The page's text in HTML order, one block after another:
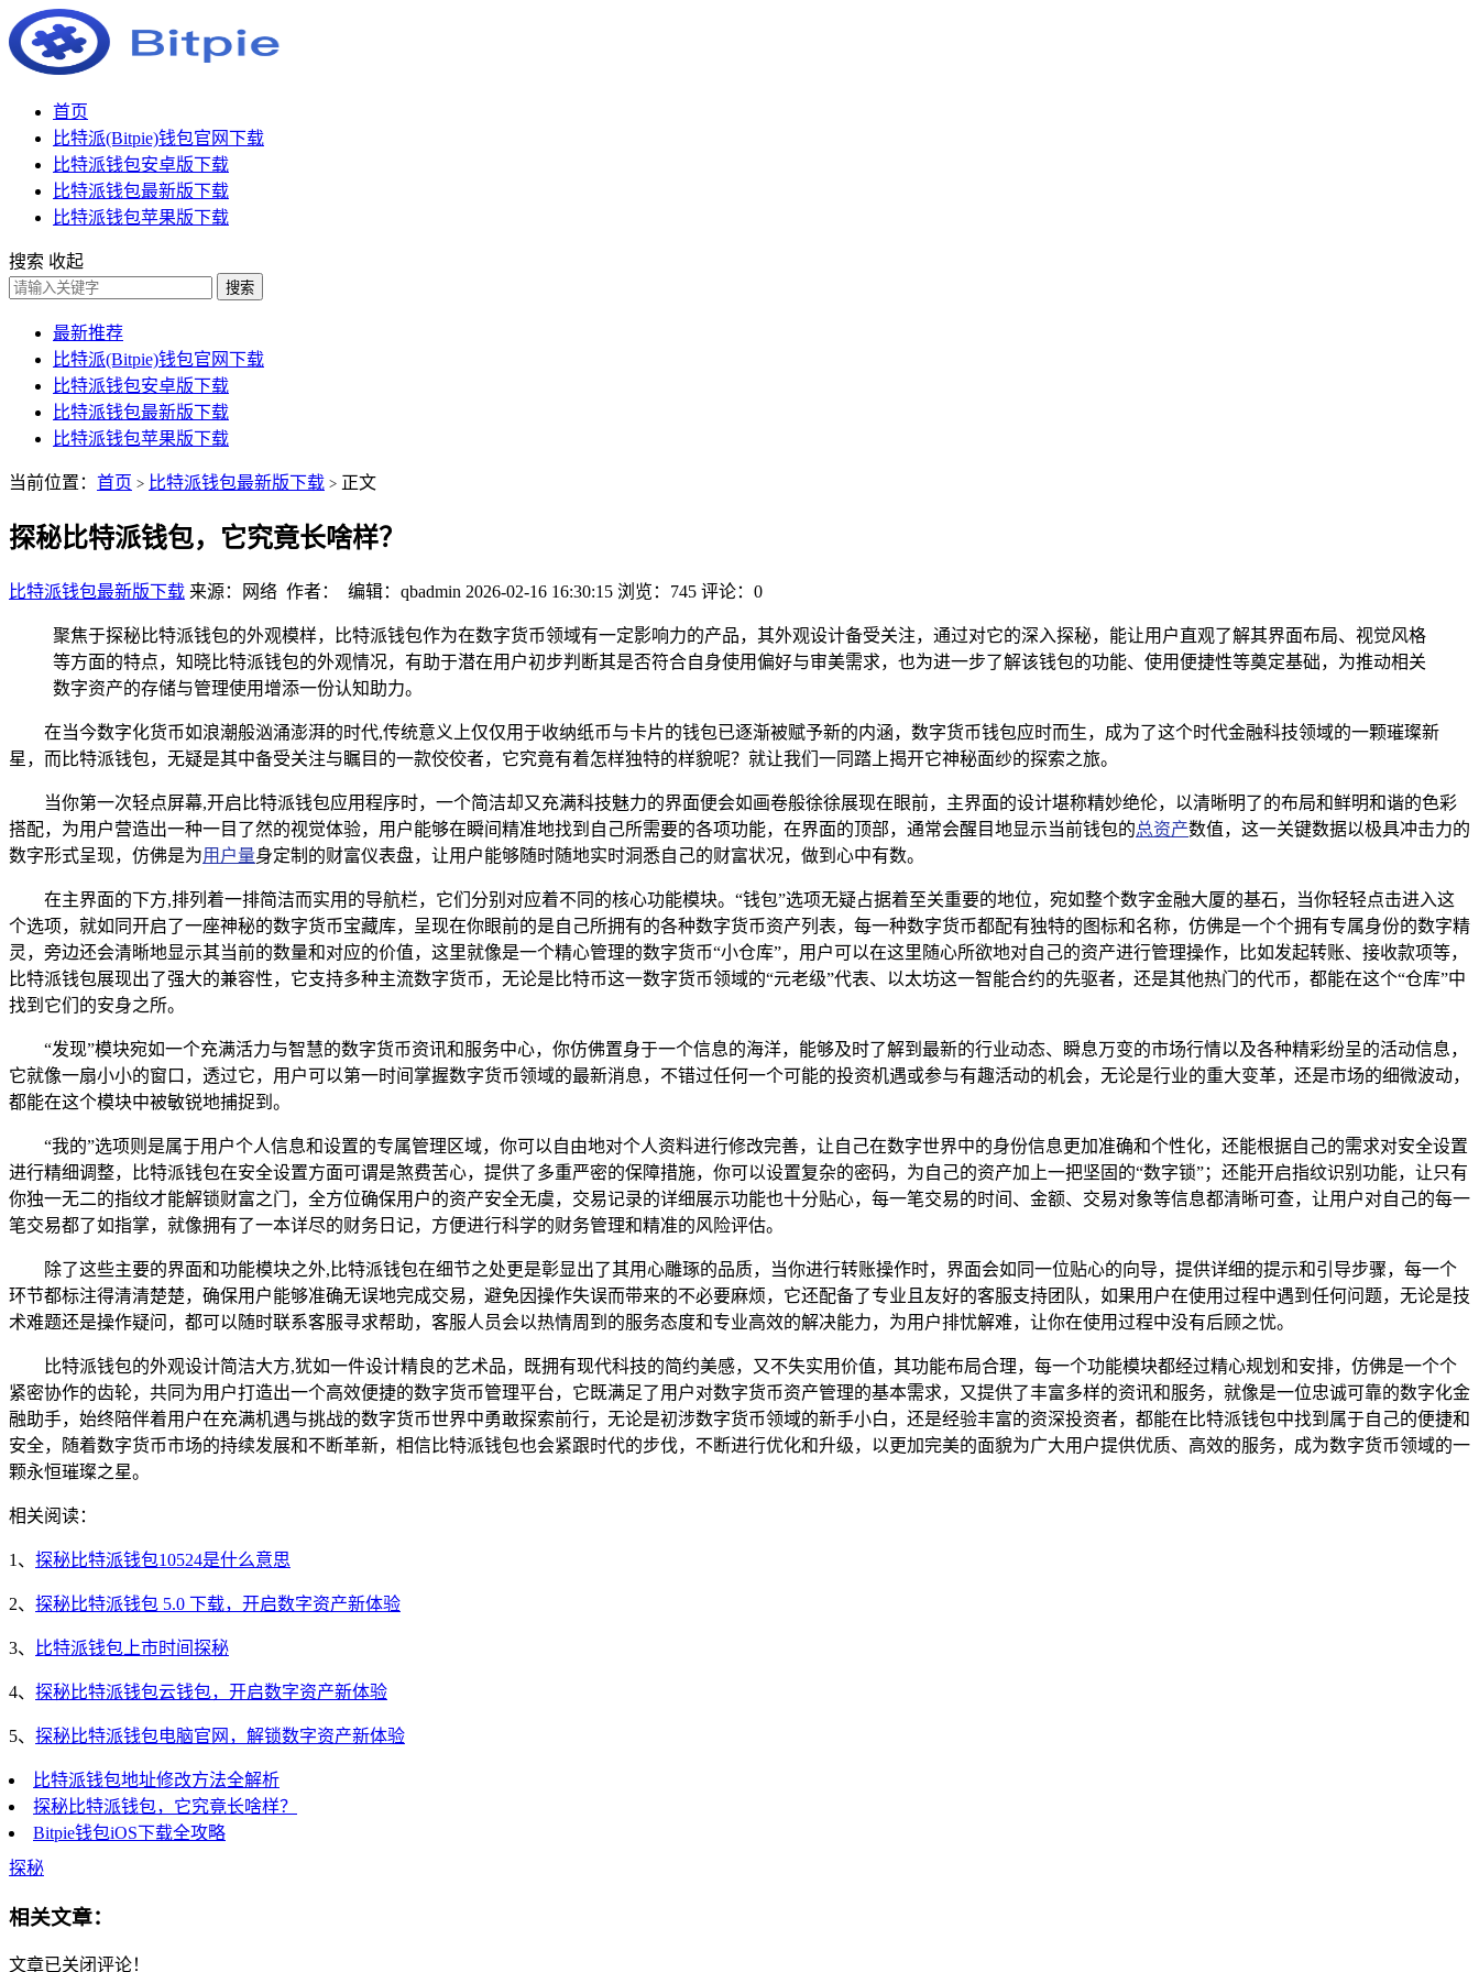
首页
比特派(Bitpie)钱包官网下载
比特派钱包安卓版下载
比特派钱包最新版下载
比特派钱包苹果版下载
搜索 收起
搜索
最新推荐
比特派(Bitpie)钱包官网下载
比特派钱包安卓版下载
比特派钱包最新版下载
比特派钱包苹果版下载
当前位置： 首页 > 比特派钱包最新版下载 > 正文
探秘比特派钱包，它究竟长啥样？
比特派钱包最新版下载 来源：网络 作者： 编辑：qbadmin 2026-02-16 16:30:15 浏览：745 评论：0
聚焦于探秘比特派钱包的外观模样，比特派钱包作为在数字货币领域有一定影响力的产品，其外观设计备受关注，通过对它的深入探秘，能让用户直观了解其界面布局、视觉风格
等方面的特点，知晓比特派钱包的外观情况，有助于潜在用户初步判断其是否符合自身使用偏好与审美需求，也为进一步了解该钱包的功能、使用便捷性等奠定基础，为推动相关
数字资产的存储与管理使用增添一份认知助力。
在当今数字化货币如浪潮般汹涌澎湃的时代,传统意义上仅仅用于收纳纸币与卡片的钱包已逐渐被赋予新的内涵，数字货币钱包应时而生，成为了这个时代金融科技领域的一颗璀璨新
星，而比特派钱包，无疑是其中备受关注与瞩目的一款佼佼者，它究竟有着怎样独特的样貌呢？就让我们一同踏上揭开它神秘面纱的探索之旅。
当你第一次轻点屏幕,开启比特派钱包应用程序时，一个简洁却又充满科技魅力的界面便会如画卷般徐徐展现在眼前，主界面的设计堪称精妙绝伦，以清晰明了的布局和鲜明和谐的色彩
搭配，为用户营造出一种一目了然的视觉体验，用户能够在瞬间精准地找到自己所需要的各项功能，在界面的顶部，通常会醒目地显示当前钱包的总资产数值，这一关键数据以极具冲击力的
数字形式呈现，仿佛是为用户量身定制的财富仪表盘，让用户能够随时随地实时洞悉自己的财富状况，做到心中有数。
在主界面的下方,排列着一排简洁而实用的导航栏，它们分别对应着不同的核心功能模块。“钱包”选项无疑占据着至关重要的地位，宛如整个数字金融大厦的基石，当你轻轻点击进入这
个选项，就如同开启了一座神秘的数字货币宝藏库，呈现在你眼前的是自己所拥有的各种数字货币资产列表，每一种数字货币都配有独特的图标和名称，仿佛是一个个拥有专属身份的数字精
灵，旁边还会清晰地显示其当前的数量和对应的价值，这里就像是一个精心管理的数字货币“小仓库”，用户可以在这里随心所欲地对自己的资产进行管理操作，比如发起转账、接收款项等，
比特派钱包展现出了强大的兼容性，它支持多种主流数字货币，无论是比特币这一数字货币领域的“元老级”代表、以太坊这一智能合约的先驱者，还是其他热门的代币，都能在这个“仓库”中
找到它们的安身之所。
“发现”模块宛如一个充满活力与智慧的数字货币资讯和服务中心，你仿佛置身于一个信息的海洋，能够及时了解到最新的行业动态、瞬息万变的市场行情以及各种精彩纷呈的活动信息，
它就像一扇小小的窗口，透过它，用户可以第一时间掌握数字货币领域的最新消息，不错过任何一个可能的投资机遇或参与有趣活动的机会，无论是行业的重大变革，还是市场的细微波动，
都能在这个模块中被敏锐地捕捉到。
“我的”选项则是属于用户个人信息和设置的专属管理区域，你可以自由地对个人资料进行修改完善，让自己在数字世界中的身份信息更加准确和个性化，还能根据自己的需求对安全设置
进行精细调整，比特派钱包在安全设置方面可谓是煞费苦心，提供了多重严密的保障措施，你可以设置复杂的密码，为自己的资产加上一把坚固的“数字锁”；还能开启指纹识别功能，让只有
你独一无二的指纹才能解锁财富之门，全方位确保用户的资产安全无虞，交易记录的详细展示功能也十分贴心，每一笔交易的时间、金额、交易对象等信息都清晰可查，让用户对自己的每一
笔交易都了如指掌，就像拥有了一本详尽的财务日记，方便进行科学的财务管理和精准的风险评估。
除了这些主要的界面和功能模块之外,比特派钱包在细节之处更是彰显出了其用心雕琢的品质，当你进行转账操作时，界面会如同一位贴心的向导，提供详细的提示和引导步骤，每一个
环节都标注得清清楚楚，确保用户能够准确无误地完成交易，避免因操作失误而带来的不必要麻烦，它还配备了专业且友好的客服支持团队，如果用户在使用过程中遇到任何问题，无论是技
术难题还是操作疑问，都可以随时联系客服寻求帮助，客服人员会以热情周到的服务态度和专业高效的解决能力，为用户排忧解难，让你在使用过程中没有后顾之忧。
比特派钱包的外观设计简洁大方,犹如一件设计精良的艺术品，既拥有现代科技的简约美感，又不失实用价值，其功能布局合理，每一个功能模块都经过精心规划和安排，仿佛是一个个
紧密协作的齿轮，共同为用户打造出一个高效便捷的数字货币管理平台，它既满足了用户对数字货币资产管理的基本需求，又提供了丰富多样的资讯和服务，就像是一位忠诚可靠的数字化金
融助手，始终陪伴着用户在充满机遇与挑战的数字货币世界中勇敢探索前行，无论是初涉数字货币领域的新手小白，还是经验丰富的资深投资者，都能在比特派钱包中找到属于自己的便捷和
安全，随着数字货币市场的持续发展和不断革新，相信比特派钱包也会紧跟时代的步伐，不断进行优化和升级，以更加完美的面貌为广大用户提供优质、高效的服务，成为数字货币领域的一
颗永恒璀璨之星。
相关阅读：
1、 探秘比特派钱包10524是什么意思
2、 探秘比特派钱包 5.0 下载，开启数字资产新体验
3、 比特派钱包上市时间探秘
4、 探秘比特派钱包云钱包，开启数字资产新体验
5、 探秘比特派钱包电脑官网，解锁数字资产新体验
比特派钱包地址修改方法全解析
探秘比特派钱包，它究竟长啥样？
Bitpie钱包iOS下载全攻略
探秘
相关文章：
文章已关闭评论！